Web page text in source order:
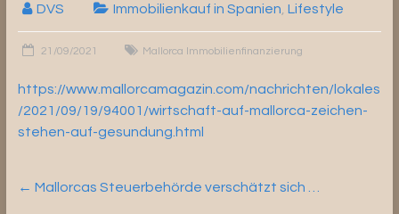
DVS Immobilienkauf in Spanien Lifestyle
21/09/2021 Mallorca Immobilienfinanzierung
https://www.mallorcamagazin.com/nachrichten/lokales
/2021/09/19/94001/wirtschaft-auf-mallorca-zeichen-
stehen-auf-gesundung.html
← Mallorcas Steuerbehörde verschätzt sich …